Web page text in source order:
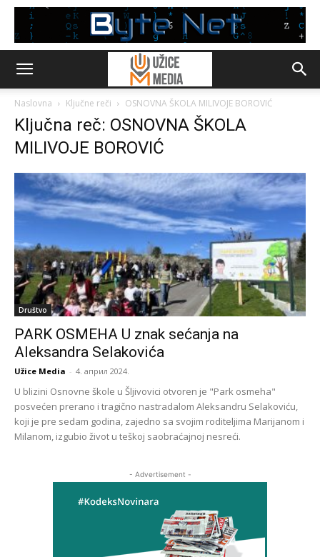
Naslovna Ključne reči OSNOVNA ŠKOLA MILIVOJE BOROVIĆ
Ključna reč: OSNOVNA ŠKOLA
MILIVOJE BOROVIĆ
Društvo
PARK OSMEHA U znak sećanja na
Aleksandra Selakovića
Užice Media - 4. април 2024.
U blizini Osnovne škole u Šljivovici otvoren je "Park osmeha"
posvećen prerano i tragično nastradalom Aleksandru Selakoviću,
koji je pre sedam godina, zajedno sa svojim roditeljima Marijanom i
Milanom, izgubio život u teškoj saobraćajnoj nesreći.
- Advertisement -